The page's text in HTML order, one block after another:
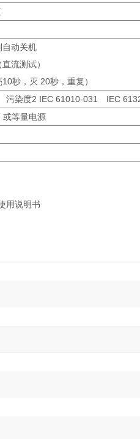
自动关机
直流测试）
，灭 20秒，重复）
污染度2 IEC 61010-031 IEC
或等量电源
用说明书